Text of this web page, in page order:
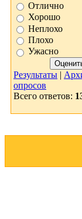
Отлично
Хорошо
Неплохо
Плохо
Ужасно
Результаты |
опросов
Всего ответов: